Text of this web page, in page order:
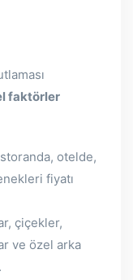
faktörler
otelde,
fiyatı
çiçekler,
ve özel arka